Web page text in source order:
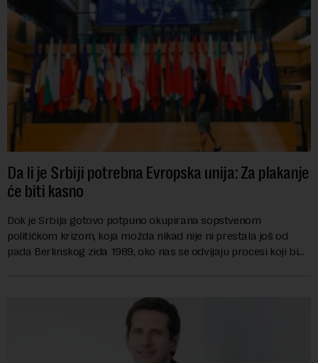
Da li je Srbiji potrebna Evropska unija: Za plakanje
će biti kasno
Dok je Srbija gotovo potpuno okupirana sopstvenom
političkom krizom, koja možda nikad nije ni prestala još od
pada Berlinskog zida 1989, oko nas se odvijaju procesi koji bi